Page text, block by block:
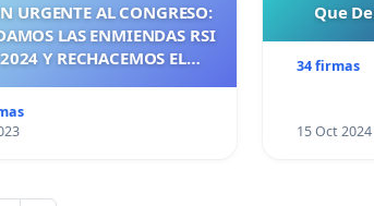
URGENTE AL CONGRESO:
LAS ENMIENDAS RSI
Y RECHACEMOS EL
¡CIUDADANOS DE
ACTUEMOS ANTES DE QUE
Que
34 firmas
15 Oct 2024